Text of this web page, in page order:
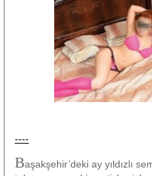
----
Başakşehir’deki ay yıldızlı